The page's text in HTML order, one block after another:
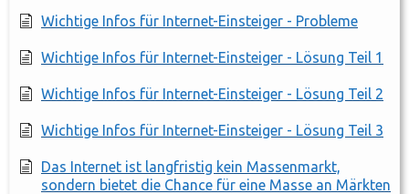
Wichtige Infos für Internet-Einsteiger - Probleme
Wichtige Infos für Internet-Einsteiger - Lösung Teil 1
Wichtige Infos für Internet-Einsteiger - Lösung Teil 2
Wichtige Infos für Internet-Einsteiger - Lösung Teil 3
Das Internet ist langfristig kein Massenmarkt,
sondern bietet die Chance für eine Masse an Märkten